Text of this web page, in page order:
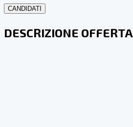
CANDIDATI
DESCRIZIONE OFFERTA